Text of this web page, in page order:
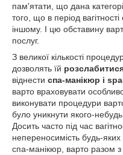
пам'ятати, що дана
того, що в період
іншому. І цю обставину
послуг.
З великої кількості
дозволять їй
віднести спа-манікюр і
варто враховувати
виконувати процедури
було уникнути якого-
Досить часто під час
непереносимість будь-
спа-манікюр, варто разом з